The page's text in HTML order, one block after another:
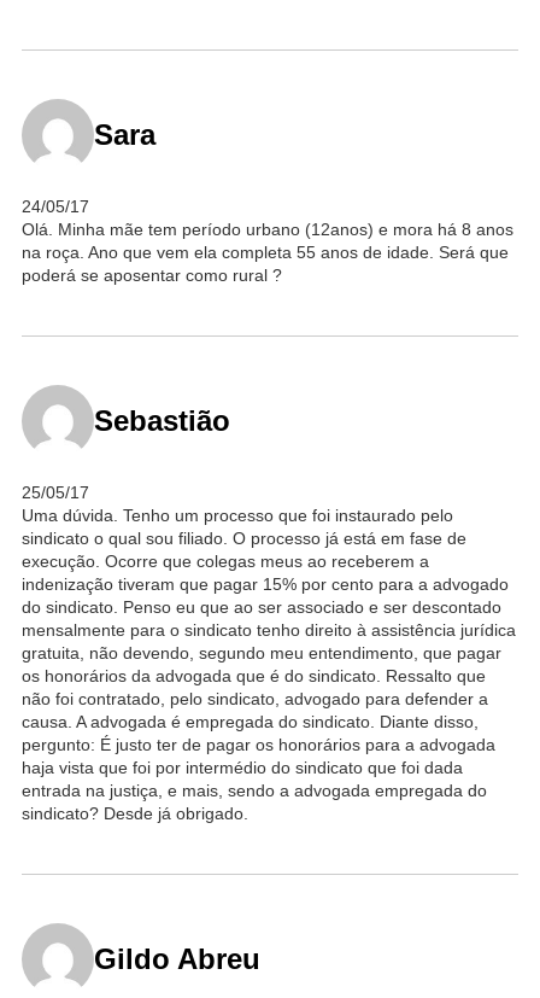
Sara
24/05/17
Olá. Minha mãe tem período urbano (12anos) e mora há 8 anos
na roça. Ano que vem ela completa 55 anos de idade. Será que
poderá se aposentar como rural ?
Sebastião
25/05/17
Uma dúvida. Tenho um processo que foi instaurado pelo
sindicato o qual sou filiado. O processo já está em fase de
execução. Ocorre que colegas meus ao receberem a
indenização tiveram que pagar 15% por cento para a advogado
do sindicato. Penso eu que ao ser associado e ser descontado
mensalmente para o sindicato tenho direito à assistência jurídica
gratuita, não devendo, segundo meu entendimento, que pagar
os honorários da advogada que é do sindicato. Ressalto que
não foi contratado, pelo sindicato, advogado para defender a
causa. A advogada é empregada do sindicato. Diante disso,
pergunto: É justo ter de pagar os honorários para a advogada
haja vista que foi por intermédio do sindicato que foi dada
entrada na justiça, e mais, sendo a advogada empregada do
sindicato? Desde já obrigado.
Gildo Abreu